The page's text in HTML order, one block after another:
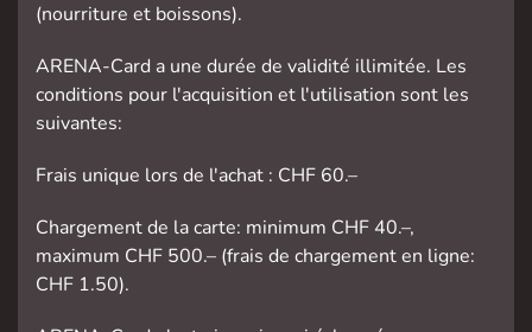
(nourriture et boissons).
ARENA-Card a une durée de validité illimitée. Les
conditions pour l'acquisition et l'utilisation sont les
suivantes:
Frais unique lors de l'achat : CHF 60.–
Chargement de la carte: minimum CHF 40.–,
maximum CHF 500.– (frais de chargement en ligne:
CHF 1.50).